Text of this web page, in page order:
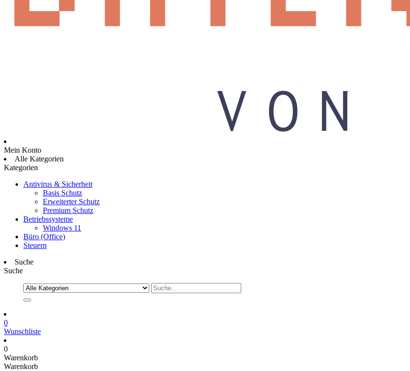
Mein Konto
Alle Kategorien
Kategorien
Antivirus & Sicherheit
Basis Schutz
Erweiterter Schutz
Premium Schutz
Betriebssysteme
Windows 11
Büro (Office)
Steuern
Suche
Suche
0
Wunschliste
0
Warenkorb
Warenkorb